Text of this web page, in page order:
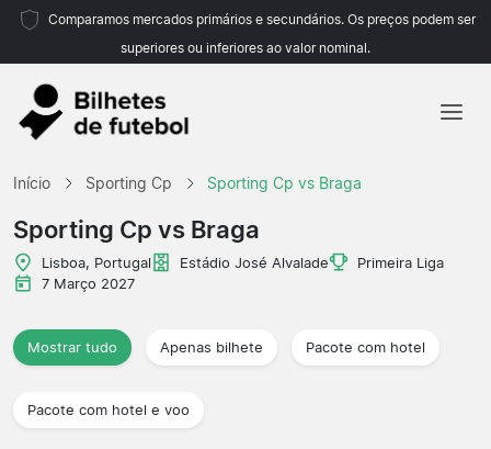
Comparamos mercados primários e secundários. Os preços podem ser
superiores ou inferiores ao valor nominal.
Campeonatos
Início Sporting Cp Sporting Cp vs Braga
Sporting Cp vs Braga
Lisboa, Portugal Estádio José Alvalade
Primeira Liga
7 Março 2027
Mostrar tudo Apenas bilhete Pacote com hotel
Pacote com hotel e voo